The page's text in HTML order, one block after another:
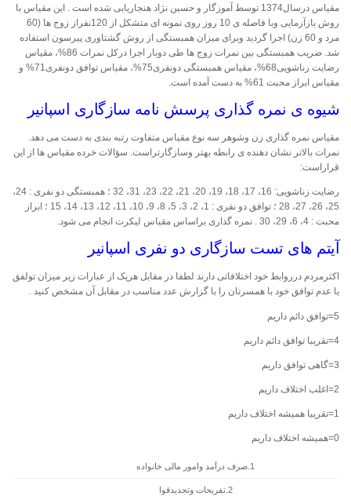
مقیاس درسال1374 توسط آموزگار و حسین نژاد هنجاریابی شده است . این مقیاس با
روش بازآزمایی وبا فاصله ی 10 روز روی نمونه ای متشکل از 120نفراز زوج ها (60
مرد و 60 زن) اجرا گردید وبرای میزان همبستگی از روش گشتاوری پیرسون استفاده
شد. ضریب همبستگی بین نمرات زوج ها طی دوبار اجرا درکل نمرات 86%، مقیاس
رضایت زناشویی68%، مقیاس همبستگی دونفری75%، مقیاس توافق دونفری71% و
مقیاس ابراز محبت 61% به دست آمده است.
شیوه ی نمره گذاری پرسش نامه سازگاری اسپانیر
مقیاس نمره گذاری زن وشوهر سه نوع مقیاس متفاوت رتبه بندی به دست می دهد.
نمرات بالاتر نشان دهنده ی رابطه بهتر وسازگارتراست. سؤالات خرده مقیاس ها از این
قراراست:
رضایت زناشویی: 16، 17، 18، 19، 20، 21، 22، 23، 31، 32 ؛ همبستگی دو نفری : 24،
25، 26، 27، 28 ؛ توافق دو نفری : 1، 2، 3، 5، 8، 9، 10، 11، 12، 13، 14، 15 ؛ ابراز
محبت : 4، 6، 29، 30 . نمره گذاری براساس مقیاس لیکرت انجام می شود.
آیتم های تست سازگاری دو نفری اسپانیر
اکثرمردم درروابط خود اختلافاتی دارند لطفا در مقابل هریک از عبارات زیر میزان تولفق
یا عدم توافق خود با همسرتان را با گزارش عدد مناسب در مقابل آن مشخص کنید .
5=توافق دائم داریم
4=تقریبا توافق دائم داریم
3=گاهی توافق داریم
2=اغلب اختلاف داریم
1=تقریبا همیشه اختلاف داریم
0=همیشه اختلاف داریم
1.صرف درآمد وامور مالی خانواده
2.تفریحات وتجدیدقوا